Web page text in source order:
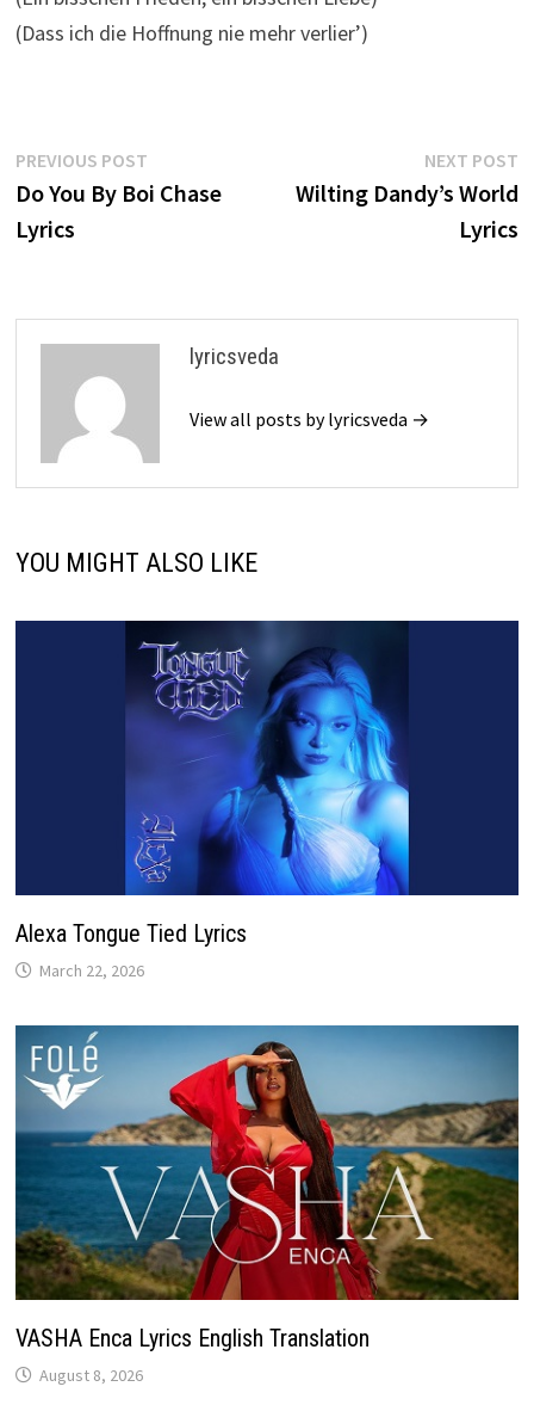
(Dass ich die Hoffnung nie mehr verlier’)
Post
navigation
PREVIOUS POSTPrevious
post:
Do You By Boi Chase
Lyrics
NEXT POST
Wilting Dandy’s World
Lyrics
lyricsveda
View all posts by lyricsveda →
YOU MIGHT ALSO LIKE
Alexa Tongue Tied Lyrics
March 22, 2026
VASHA Enca Lyrics English Translation
August 8, 2026